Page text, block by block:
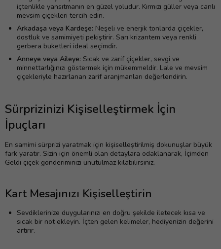
içtenlikle yansıtmanın en güzel yoludur. Kırmızı güller veya canlı
mevsim çiçekleri tercih edin.
Arkadaşa veya Kardeşe: Neşeli ve enerjik tonlarda çiçekler,
dostluk ve samimiyeti pekiştirir. Sarı krizantem veya renkli
gerbera buketleri ideal seçimdir.
Anneye veya Aileye: Sıcak ve zarif çiçekler, sevgi ve
minnettarlığınızı göstermek için mükemmeldir. Lale ve mevsim
çiçekleriyle hazırlanan zarif aranjmanları değerlendirin.
Sürprizinizi Kişiselleştirmek İçin
İpuçları
En samimi sürprizi yaratmak için kişiselleştirilmiş dokunuşlar büyük
fark yaratır. Sizin için önemli olan detaylara odaklanarak, İçimden
Geldi çiçek gönderiminizi unutulmaz kılabilirsiniz.
Kart Mesajınızı Kişiselleştirin
Sevdiklerinize duygularınızı en doğru şekilde iletecek kısa ve
sıcak bir not ekleyin. İçten gelen kelimeler, hediyenizin değerini
artırır.